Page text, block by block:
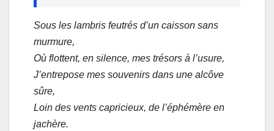
Sous les lambris feutrés d’un caisson sans
murmure,
Où flottent, en silence, mes trésors à l’usure,
J’entrepose mes souvenirs dans une alcôve
sûre,
Loin des vents capricieux, de l’éphémère en
jachère.